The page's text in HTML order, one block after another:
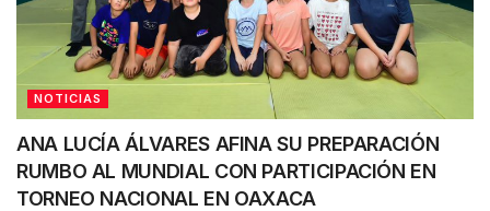
NOTICIAS
ANA LUCÍA ÁLVARES AFINA SU PREPARACIÓN
RUMBO AL MUNDIAL CON PARTICIPACIÓN EN
TORNEO NACIONAL EN OAXACA